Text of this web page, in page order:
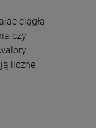
ciągłą
czy
liczne